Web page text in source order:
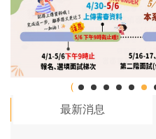
最新消息